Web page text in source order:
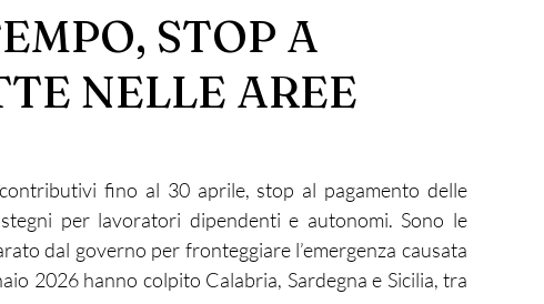
STOP A
NELLE AREE
fino al 30 aprile, stop al pagamento delle
per lavoratori dipendenti e autonomi. Sono le
dal governo per fronteggiare l’emergenza causata
2026 hanno colpito Calabria, Sardegna e Sicilia, tra